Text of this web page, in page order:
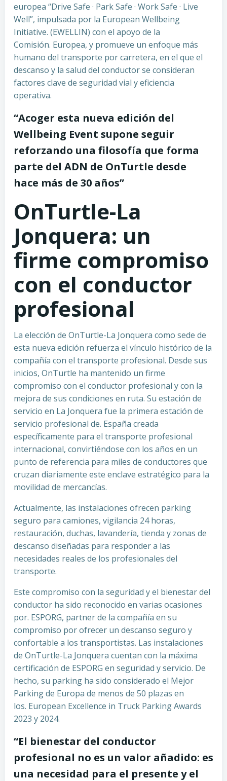
europea “Drive Safe · Park Safe · Work Safe · Live
Well”, impulsada por la European Wellbeing
Initiative. (EWELLIN) con el apoyo de la
Comisión. Europea, y promueve un enfoque más
humano del transporte por carretera, en el que el
descanso y la salud del conductor se consideran
factores clave de seguridad vial y eficiencia
operativa.
“Acoger esta nueva edición del
Wellbeing Event supone seguir
reforzando una filosofía que forma
parte del ADN de OnTurtle desde
hace más de 30 años”
OnTurtle-La
Jonquera: un
firme compromiso
con el conductor
profesional
La elección de OnTurtle-La Jonquera como sede de
esta nueva edición refuerza el vínculo histórico de la
compañía con el transporte profesional. Desde sus
inicios, OnTurtle ha mantenido un firme
compromiso con el conductor profesional y con la
mejora de sus condiciones en ruta. Su estación de
servicio en La Jonquera fue la primera estación de
servicio profesional de. España creada
específicamente para el transporte profesional
internacional, convirtiéndose con los años en un
punto de referencia para miles de conductores que
cruzan diariamente este enclave estratégico para la
movilidad de mercancías.
Actualmente, las instalaciones ofrecen parking
seguro para camiones, vigilancia 24 horas,
restauración, duchas, lavandería, tienda y zonas de
descanso diseñadas para responder a las
necesidades reales de los profesionales del
transporte.
Este compromiso con la seguridad y el bienestar del
conductor ha sido reconocido en varias ocasiones
por. ESPORG, partner de la compañía en su
compromiso por ofrecer un descanso seguro y
confortable a los transportistas. Las instalaciones
de OnTurtle-La Jonquera cuentan con la máxima
certificación de ESPORG en seguridad y servicio. De
hecho, su parking ha sido considerado el Mejor
Parking de Europa de menos de 50 plazas en
los. European Excellence in Truck Parking Awards
2023 y 2024.
“El bienestar del conductor
profesional no es un valor añadido: es
una necesidad para el presente y el